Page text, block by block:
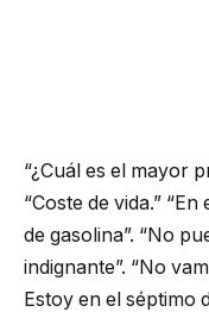
“¿Cuál es el mayor
“Coste de vida.”
de gasolina”. “No
indignante”. “No
Estoy en el séptimo